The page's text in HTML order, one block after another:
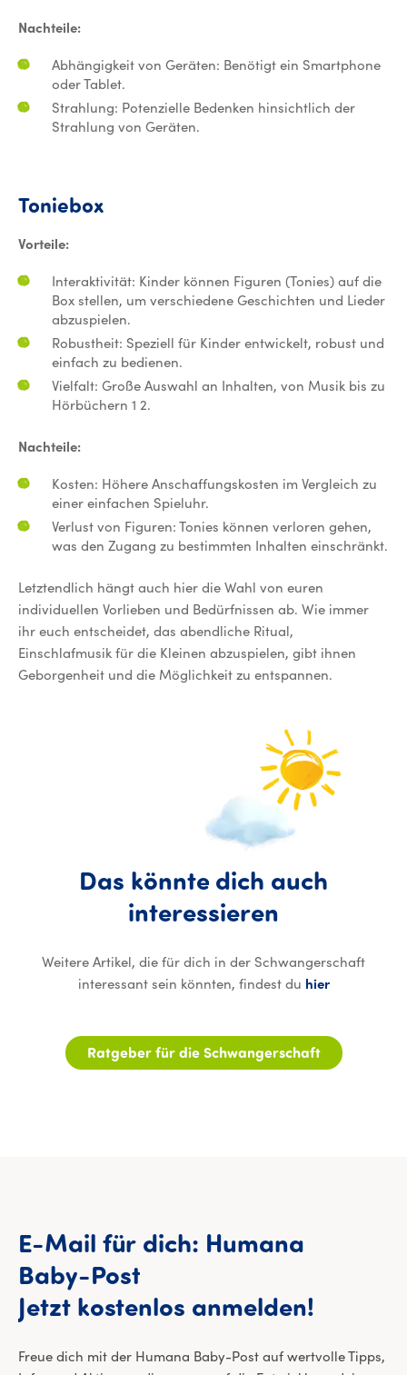
Nachteile:
Abhängigkeit von Geräten: Benötigt ein Smartphone
oder Tablet.
Strahlung: Potenzielle Bedenken hinsichtlich der
Strahlung von Geräten.
TonieboxToniebox
Vorteile:
Interaktivität: Kinder können Figuren (Tonies) auf die
Box stellen, um verschiedene Geschichten und Lieder
abzuspielen.
Robustheit: Speziell für Kinder entwickelt, robust und
einfach zu bedienen.
Vielfalt: Große Auswahl an Inhalten, von Musik bis zu
Hörbüchern 1 2.
Nachteile:
Kosten: Höhere Anschaffungskosten im Vergleich zu
einer einfachen Spieluhr.
Verlust von Figuren: Tonies können verloren gehen,
was den Zugang zu bestimmten Inhalten einschränkt.
Letztendlich hängt auch hier die Wahl von euren
individuellen Vorlieben und Bedürfnissen ab. Wie immer
ihr euch entscheidet, das abendliche Ritual,
Einschlafmusik für die Kleinen abzuspielen, gibt ihnen
Geborgenheit und die Möglichkeit zu entspannen.
Das könnte dich auch
interessierenDas
Weitere Artikel, die für dich in der Schwangerschaft
interessant sein könnten, findest du hier
Ratgeber für die Schwangerschaft
E-Mail für dich: Humana
Baby-Post
Jetzt kostenlos anmelden!
Freue dich mit der Humana Baby-Post auf wertvolle Tipps,